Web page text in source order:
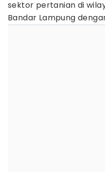
sektor pertanian di
Bandar Lampung